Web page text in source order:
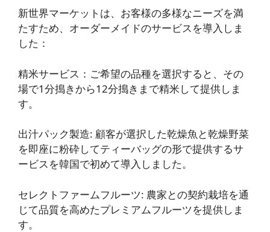
新世界マーケットは、お客様の多様なニーズを満
たすため、オーダーメイドのサービスを導入しま
した：
精米サービス ：ご希望の品種を選択すると、その
場で1分搗きから12分搗きまで精米して提供しま
す。
出汁パック製造: 顧客が選択した乾燥魚と乾燥野菜
を即座に粉砕してティーバッグの形で提供するサ
ービスを韓国で初めて導入しました。
セレクトファームフルーツ: 農家との契約栽培を通
じて品質を高めたプレミアムフルーツを提供しま
す。